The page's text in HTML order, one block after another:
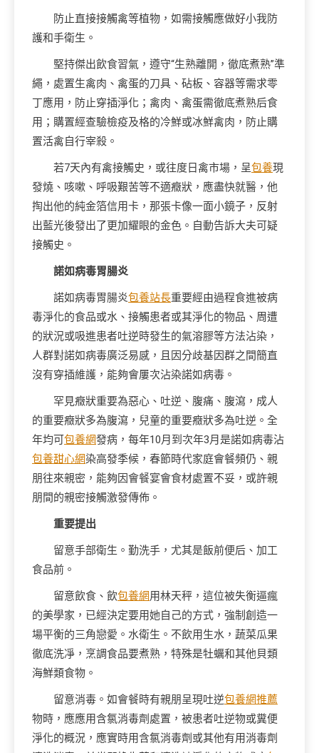
防止直接接觸禽等植物，如需接觸應做好小我防
護和手衛生。
堅持傑出飲食習氣，遵守“生熟離開，徹底煮熟”準
繩，處置生禽肉、禽蛋的刀具、砧板、容器等需求零
丁應用，防止穿插淨化；禽肉、禽蛋需徹底煮熟后食
用；購置經查驗檢疫及格的冷鮮或冰鮮禽肉，防止購
置活禽自行宰殺。
若7天內有禽接觸史，或往度日禽市場，呈包養現
發燒、咳嗽、呼吸艱苦等不適癥狀，應盡快就醫，他
掏出他的純金箔信用卡，那張卡像一面小鏡子，反射
出藍光後發出了更加耀眼的金色。自動告訴大夫可疑
接觸史。
諾如病毒胃腸炎
諾如病毒胃腸炎包養站長重要經由過程食進被病
毒淨化的食品或水、接觸患者或其淨化的物品、周遭
的狀況或吸進患者吐逆時發生的氣溶膠等方法沾染，
人群對諾如病毒廣泛易感，且因分歧基因群之間簡直
沒有穿插維護，能夠會屢次沾染諾如病毒。
罕見癥狀重要為惡心、吐逆、腹痛、腹瀉，成人
的重要癥狀多為腹瀉，兒童的重要癥狀多為吐逆。全
年均可包養網發病，每年10月到次年3月是諾如病毒沾
包養甜心網染高發季候，春節時代家庭會餐頻仍、親
朋往來親密，能夠因會餐宴會食材處置不妥，或許親
朋間的親密接觸激發傳佈。
重要提出
留意手部衛生。勤洗手，尤其是飯前便后、加工
食品前。
留意飲食、飲包養網用林天秤，這位被失衡逼瘋
的美學家，已經決定要用她自己的方式，強制創造一
場平衡的三角戀愛。水衛生。不飲用生水，蔬菜瓜果
徹底洗凈，烹調食品要煮熟，特殊是牡蠣和其他貝類
海鮮類食物。
留意消毒。如會餐時有親朋呈現吐逆包養網推薦
物時，應應用含氯消毒劑處置，被患者吐逆物或糞便
淨化的概況，應實時用含氯消毒劑或其他有用消毒劑